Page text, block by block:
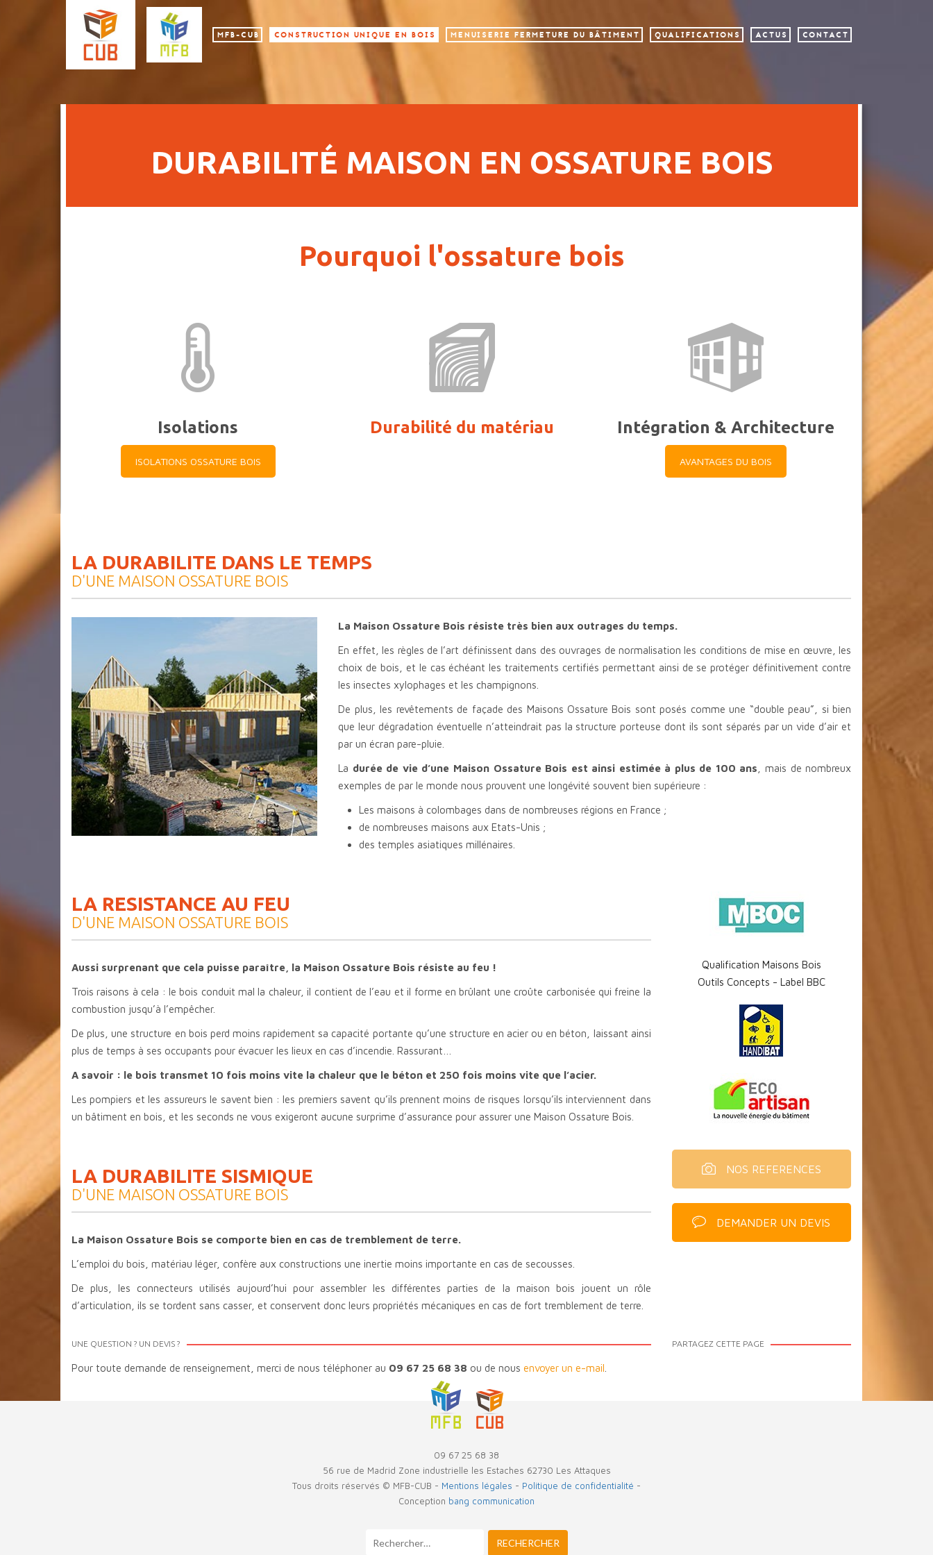
MFB-CUB CONSTRUCTION UNIQUE EN BOIS MENUISERIE FERMETURE DU BÂTIMENT QUALIFICATIONS ACTUS CONTACT
DURABILITÉ MAISON EN OSSATURE BOIS
Pourquoi l'ossature bois
Isolations
ISOLATIONS OSSATURE BOIS
Durabilité du matériau Intégration & Architecture
AVANTAGES DU BOIS
LA DURABILITE DANS LE TEMPS
D'UNE MAISON OSSATURE BOIS
La Maison Ossature Bois résiste très bien aux outrages du temps.
En effet, les règles de l’art définissent dans des ouvrages de normalisation les conditions de mise en œuvre, les
choix de bois, et le cas échéant les traitements certifiés permettant ainsi de se protéger définitivement contre
les insectes xylophages et les champignons.
De plus, les revêtements de façade des Maisons Ossature Bois sont posés comme une “double peau”, si bien
que leur dégradation éventuelle n’atteindrait pas la structure porteuse dont ils sont séparés par un vide d’air et
par un écran pare-pluie.
La durée de vie d’une Maison Ossature Bois est ainsi estimée à plus de 100 ans , mais de nombreux
exemples de par le monde nous prouvent une longévité souvent bien supérieure :
Les maisons à colombages dans de nombreuses régions en France ;
de nombreuses maisons aux Etats-Unis ;
des temples asiatiques millénaires.
LA RESISTANCE AU FEU
D'UNE MAISON OSSATURE BOIS
Aussi surprenant que cela puisse paraître, la Maison Ossature Bois résiste au feu !
Trois raisons à cela : le bois conduit mal la chaleur, il contient de l’eau et il forme en brûlant une croûte carbonisée qui freine la
combustion jusqu’à l’empêcher.
De plus, une structure en bois perd moins rapidement sa capacité portante qu’une structure en acier ou en béton, laissant ainsi
plus de temps à ses occupants pour évacuer les lieux en cas d’incendie. Rassurant…
A savoir : le bois transmet 10 fois moins vite la chaleur que le béton et 250 fois moins vite que l’acier.
Les pompiers et les assureurs le savent bien : les premiers savent qu’ils prennent moins de risques lorsqu’ils interviennent dans
un bâtiment en bois, et les seconds ne vous exigeront aucune surprime d’assurance pour assurer une Maison Ossature Bois.
LA DURABILITE SISMIQUE
D'UNE MAISON OSSATURE BOIS
La Maison Ossature Bois se comporte bien en cas de tremblement de terre.
L’emploi du bois, matériau léger, confère aux constructions une inertie moins importante en cas de secousses.
De plus, les connecteurs utilisés aujourd’hui pour assembler les différentes parties de la maison bois jouent un rôle
d’articulation, ils se tordent sans casser, et conservent donc leurs propriétés mécaniques en cas de fort tremblement de terre.
Qualification Maisons Bois
Outils Concepts - Label BBC
NOS REFERENCES
DEMANDER UN DEVIS
UNE QUESTION ? UN DEVIS ?
Pour toute demande de renseignement, merci de nous téléphoner au 09 67 25 68 38 ou de nous envoyer un e-mail
PARTAGEZ CETTE PAGE
09 67 25 68 38
56 rue de Madrid Zone industrielle les Estaches 62730 Les Attaques
Tous droits réservés © MFB-CUB - Mentions légales - Politique de confidentialité -
Conception bang communication